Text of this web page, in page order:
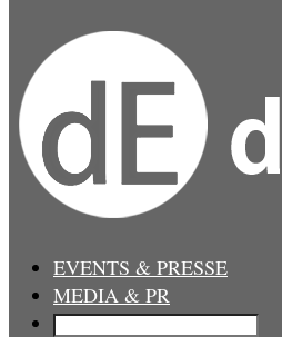
EVENTS & PRESSE
MEDIA & PR